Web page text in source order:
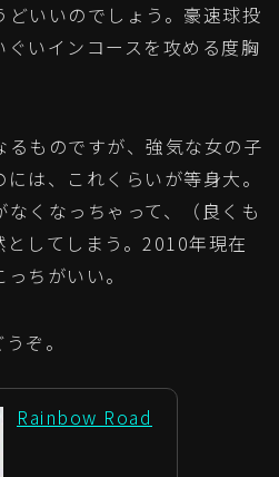
いいのでしょう。豪速球投
いインコースを攻める度胸
ものですが、強気な女の子
は、これくらいが等身大。
くなっちゃって、（良くも
してしまう。2010年現在
ちがいい。
ぞ。
Rainbow Road